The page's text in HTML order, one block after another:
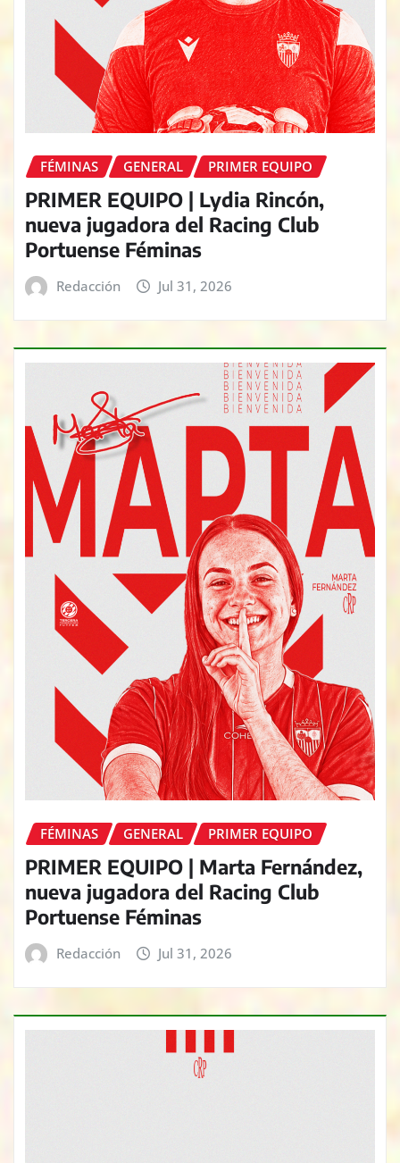
FÉMINAS GENERAL PRIMER EQUIPO
PRIMER EQUIPO | Lydia Rincón,
nueva jugadora del Racing Club
Portuense Féminas
Redacción Jul 31, 2026
FÉMINAS GENERAL PRIMER EQUIPO
PRIMER EQUIPO | Marta Fernández,
nueva jugadora del Racing Club
Portuense Féminas
Redacción Jul 31, 2026